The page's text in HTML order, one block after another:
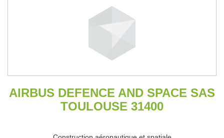
AIRBUS DEFENCE AND SPACE SAS
TOULOUSE 31400